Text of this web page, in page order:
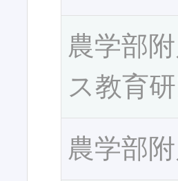
農学部
ス教育
農学部